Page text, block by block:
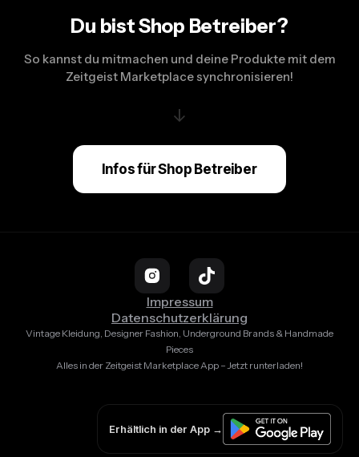
Du bist Shop Betreiber?
So kannst du mitmachen und deine Produkte mit dem
Zeitgeist Marketplace synchronisieren!
↓
Infos für Shop Betreiber
Impressum
Datenschutzerklärung
Vintage Kleidung, Designer Fashion, Underground Brands & Handmade
Pieces
Alles in der Zeitgeist Marketplace App – Jetzt runterladen!
Erhältlich in der App →